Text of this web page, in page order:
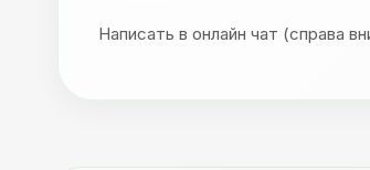
Написать в онлайн чат (справа